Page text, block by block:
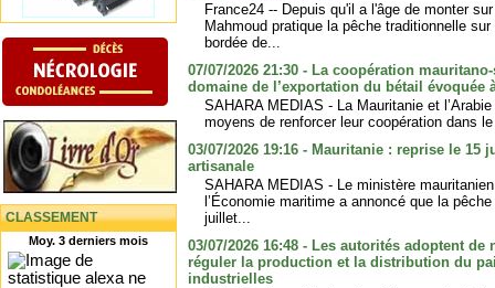
CLASSEMENT
Moy. 3 derniers mois
France24 -- Depuis qu'il a l'âge de monter
Mahmoud pratique la pêche traditionnelle
bordée de...
07/07/2026 21:30 - La coopération
domaine de l’exportation du bétail évoquée
SAHARA MEDIAS - La Mauritanie et
moyens de renforcer leur coopération dans
03/07/2026 19:16 - Mauritanie : reprise le 15
artisanale
SAHARA MEDIAS - Le ministère
l’Économie maritime a annoncé que la
juillet...
03/07/2026 16:48 - Les autorités adoptent
réguler la production et la distribution du
industrielles